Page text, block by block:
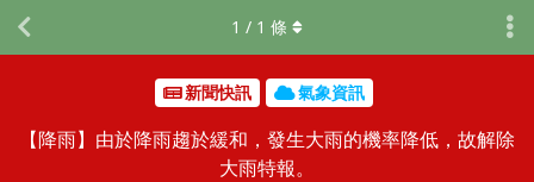
新聞快訊 氣象資訊
【降雨】由於降雨趨於緩和，發生大雨的機率降低，故解除
大雨特報。
1 / 1 條